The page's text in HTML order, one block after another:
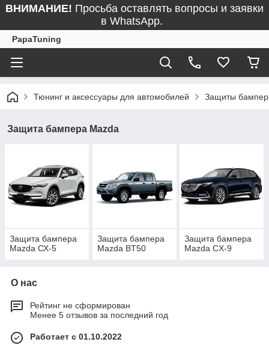
ВНИМАНИЕ! Просьба оставлять вопросы и заявки
в WhatsApp.
PapaTuning
Тюнинг и аксессуары для автомобилей Защиты
Защита бампера Mazda
Защита бампера
Mazda СХ-5
Защита бампера
Mazda BT50
Защита бампера
Mazda CX-9
О нас
Рейтинг не сформирован
Менее 5 отзывов за последний год
Работает с 01.10.2022